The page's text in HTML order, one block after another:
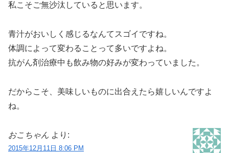
私こそご無沙汰していると思います。
青汁がおいしく感じるなんてスゴイですね。
体調によって変わることって多いですよね。
抗がん剤治療中も飲み物の好みが変わっていました。
だからこそ、美味しいものに出合えたら嬉しいんですよ
ね。
おこちゃん より:
2015年12月11日 8:06 PM